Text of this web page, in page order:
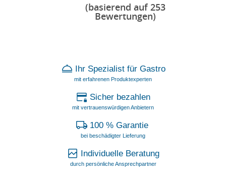
(basierend auf 253
Bewertungen)
Ihr Spezialist für Gastro
mit erfahrenen Produktexperten
Sicher bezahlen
mit vertrauenswürdigen Anbietern
100 % Garantie
bei beschädigter Lieferung
Individuelle Beratung
durch persönliche Ansprechpartner